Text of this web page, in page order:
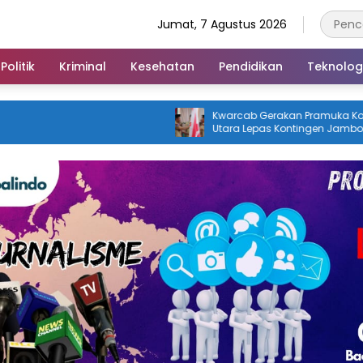
Jumat, 7 Agustus 2026
Politik Kriminal Kesehatan Pendidikan
Kwarcab Gerakan Pramuka Konawe
Utara Lepas Kontingen Jambore
Nasional XII 2026, Bupati Ikbar: Tunjukkan
Disiplin dan Berprestasi